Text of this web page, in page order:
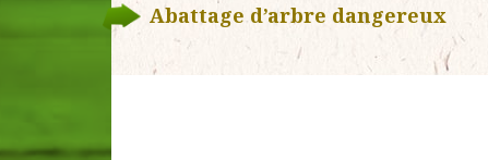
Abattage d’arbre dangereux